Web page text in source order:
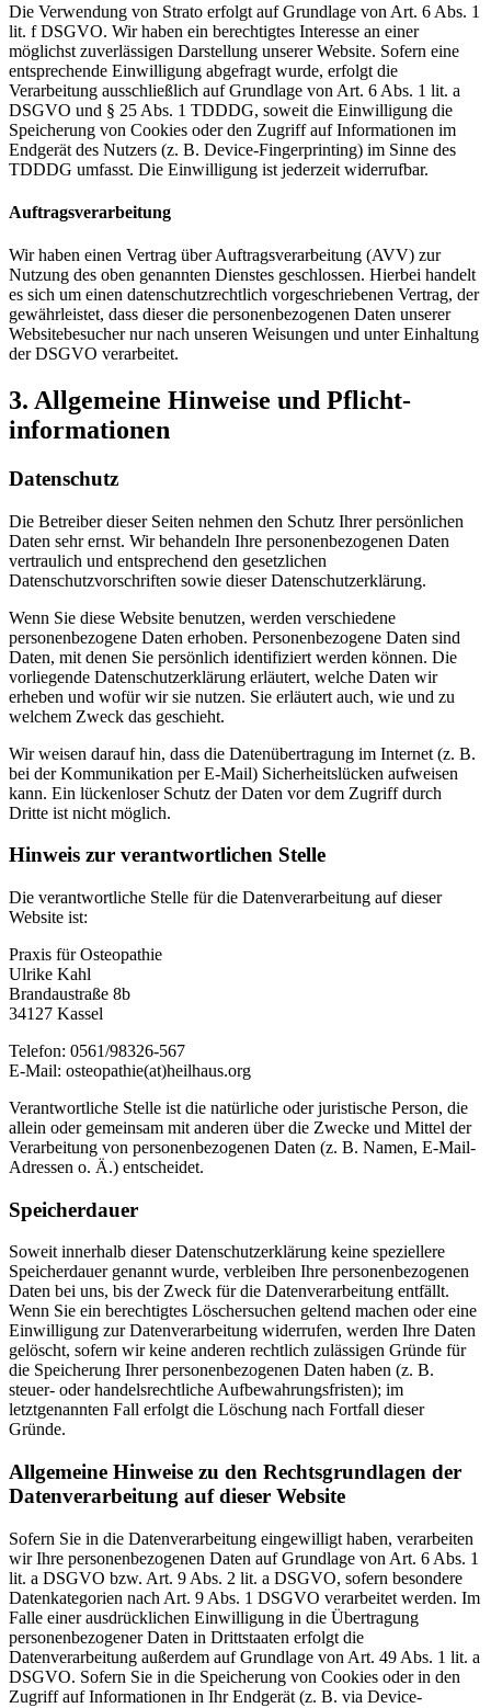
Die Verwendung von Strato erfolgt auf Grundlage von Art. 6 Abs. 1
lit. f DSGVO. Wir haben ein berechtigtes Interesse an einer
möglichst zuverlässigen Darstellung unserer Website. Sofern eine
entsprechende Einwilligung abgefragt wurde, erfolgt die
Verarbeitung ausschließlich auf Grundlage von Art. 6 Abs. 1 lit. a
DSGVO und § 25 Abs. 1 TDDDG, soweit die Einwilligung die
Speicherung von Cookies oder den Zugriff auf Informationen im
Endgerät des Nutzers (z. B. Device-Fingerprinting) im Sinne des
TDDDG umfasst. Die Einwilligung ist jederzeit widerrufbar.
Auftragsverarbeitung
Wir haben einen Vertrag über Auftragsverarbeitung (AVV) zur
Nutzung des oben genannten Dienstes geschlossen. Hierbei handelt
es sich um einen datenschutzrechtlich vorgeschriebenen Vertrag, der
gewährleistet, dass dieser die personenbezogenen Daten unserer
Websitebesucher nur nach unseren Weisungen und unter Einhaltung
der DSGVO verarbeitet.
3. Allgemeine Hinweise und Pflicht­
informationen
Datenschutz
Die Betreiber dieser Seiten nehmen den Schutz Ihrer persönlichen
Daten sehr ernst. Wir behandeln Ihre personenbezogenen Daten
vertraulich und entsprechend den gesetzlichen
Datenschutzvorschriften sowie dieser Datenschutzerklärung.
Wenn Sie diese Website benutzen, werden verschiedene
personenbezogene Daten erhoben. Personenbezogene Daten sind
Daten, mit denen Sie persönlich identifiziert werden können. Die
vorliegende Datenschutzerklärung erläutert, welche Daten wir
erheben und wofür wir sie nutzen. Sie erläutert auch, wie und zu
welchem Zweck das geschieht.
Wir weisen darauf hin, dass die Datenübertragung im Internet (z. B.
bei der Kommunikation per E-Mail) Sicherheitslücken aufweisen
kann. Ein lückenloser Schutz der Daten vor dem Zugriff durch
Dritte ist nicht möglich.
Hinweis zur verantwortlichen Stelle
Die verantwortliche Stelle für die Datenverarbeitung auf dieser
Website ist:
Praxis für Osteopathie
Ulrike Kahl
Brandaustraße 8b
34127 Kassel
Telefon: 0561/98326-567
E-Mail: osteopathie(at)heilhaus.org
Verantwortliche Stelle ist die natürliche oder juristische Person, die
allein oder gemeinsam mit anderen über die Zwecke und Mittel der
Verarbeitung von personenbezogenen Daten (z. B. Namen, E-Mail-
Adressen o. Ä.) entscheidet.
Speicherdauer
Soweit innerhalb dieser Datenschutzerklärung keine speziellere
Speicherdauer genannt wurde, verbleiben Ihre personenbezogenen
Daten bei uns, bis der Zweck für die Datenverarbeitung entfällt.
Wenn Sie ein berechtigtes Löschersuchen geltend machen oder eine
Einwilligung zur Datenverarbeitung widerrufen, werden Ihre Daten
gelöscht, sofern wir keine anderen rechtlich zulässigen Gründe für
die Speicherung Ihrer personenbezogenen Daten haben (z. B.
steuer- oder handelsrechtliche Aufbewahrungsfristen); im
letztgenannten Fall erfolgt die Löschung nach Fortfall dieser
Gründe.
Allgemeine Hinweise zu den Rechtsgrundlagen der
Datenverarbeitung auf dieser Website
Sofern Sie in die Datenverarbeitung eingewilligt haben, verarbeiten
wir Ihre personenbezogenen Daten auf Grundlage von Art. 6 Abs. 1
lit. a DSGVO bzw. Art. 9 Abs. 2 lit. a DSGVO, sofern besondere
Datenkategorien nach Art. 9 Abs. 1 DSGVO verarbeitet werden. Im
Falle einer ausdrücklichen Einwilligung in die Übertragung
personenbezogener Daten in Drittstaaten erfolgt die
Datenverarbeitung außerdem auf Grundlage von Art. 49 Abs. 1 lit. a
DSGVO. Sofern Sie in die Speicherung von Cookies oder in den
Zugriff auf Informationen in Ihr Endgerät (z. B. via Device-